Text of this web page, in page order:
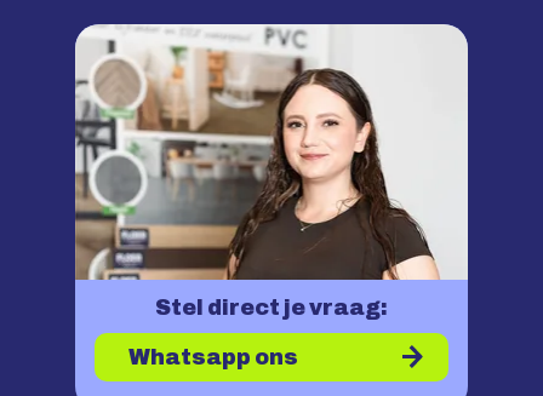
Stel direct je vraag:
Whatsapp ons